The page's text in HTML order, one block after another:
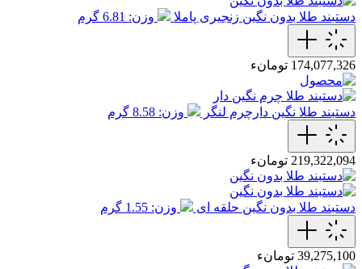
دستبند طلا بدون نگین زنجیری پاملا وزن: 6.81 گرم
174,077,326 تومانء
دستبند طلا نگین دارچرم لنگر وزن: 8.58 گرم
219,322,094 تومانء
دستبند طلا بدون نگین حلقه ای وزن: 1.55 گرم
39,275,100 تومانء